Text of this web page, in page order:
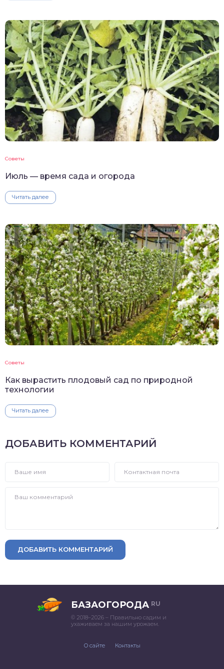
Советы
Июль — время сада и огорода
Читать далее
Советы
Как вырастить плодовый сад по природной
технологии
Читать далее
ДОБАВИТЬ КОММЕНТАРИЙ
ДОБАВИТЬ КОММЕНТАРИЙ
БАЗАОГОРОДА RU
© 2018–2026 – Правильно садим и
ухаживаем за нашим урожаем.
О сайте Контакты